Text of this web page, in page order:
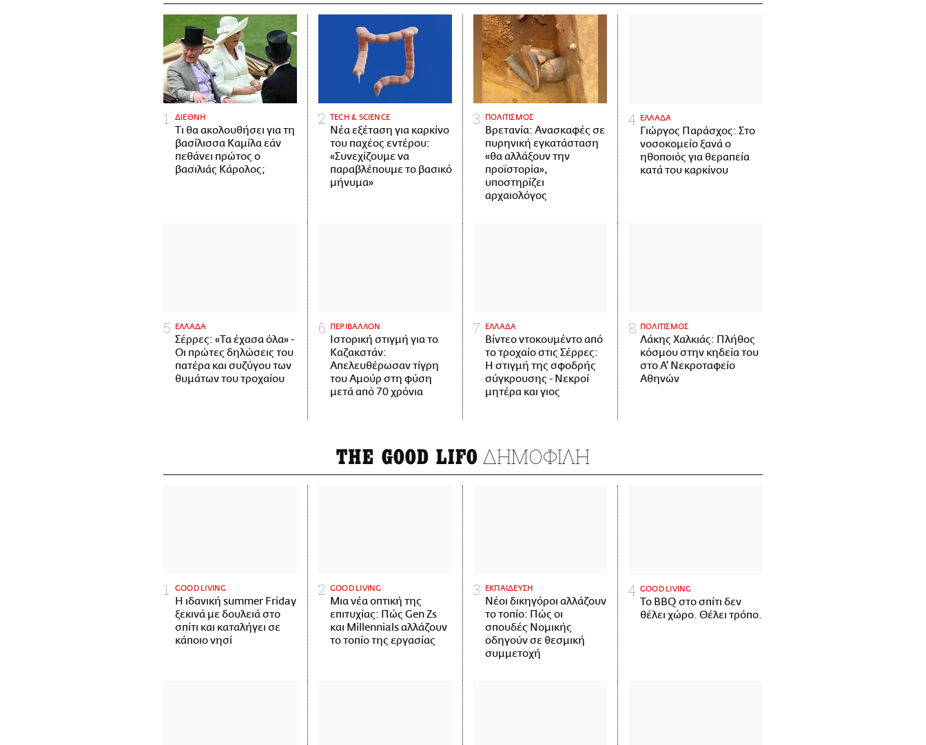
ΔΙΕΘΝΗ
Τι θα ακολουθήσει για τη
βασίλισσα Καμίλα εάν
πεθάνει πρώτος ο
βασιλιάς Κάρολος;
ΤECH & SCIENCE
Νέα εξέταση για καρκίνο
του παχέος εντέρου:
«Συνεχίζουμε να
παραβλέπουμε το βασικό
μήνυμα»
ΠΟΛΙΤΙΣΜΟΣ
Βρετανία: Ανασκαφές σε
πυρηνική εγκατάσταση
«θα αλλάξουν την
προϊστορία»,
υποστηρίζει
αρχαιολόγος
ΕΛΛΑΔΑ
Γιώργος Παράσχος: Στο
νοσοκομείο ξανά ο
ηθοποιός για θεραπεία
κατά του καρκίνου
ΕΛΛΑΔΑ
Σέρρες: «Τα έχασα όλα» -
Οι πρώτες δηλώσεις του
πατέρα και συζύγου των
θυμάτων του τροχαίου
ΠΕΡΙΒΑΛΛΟΝ
Ιστορική στιγμή για το
Καζακστάν:
Απελευθέρωσαν τίγρη
του Αμούρ στη φύση
μετά από 70 χρόνια
ΕΛΛΑΔΑ
Βίντεο ντοκουμέντο από
το τροχαίο στις Σέρρες:
Η στιγμή της σφοδρής
σύγκρουσης - Νεκροί
μητέρα και γιος
ΠΟΛΙΤΙΣΜΟΣ
Λάκης Χαλκιάς: Πλήθος
κόσμου στην κηδεία του
στο Α' Νεκροταφείο
Αθηνών
THE GOOD LIFO ΔΗΜΟΦΙΛΗ
GOOD LIVING
Η ιδανική summer Friday
ξεκινά με δουλειά στο
σπίτι και καταλήγει σε
κάποιο νησί
GOOD LIVING
Μια νέα οπτική της
επιτυχίας: Πώς Gen Zs
και Millennials αλλάζουν
το τοπίο της εργασίας
ΕΚΠΑΙΔΕΥΣΗ
Νέοι δικηγόροι αλλάζουν
το τοπίο: Πώς οι
σπουδές Νομικής
οδηγούν σε θεσμική
συμμετοχή
GOOD LIVING
Το BBQ στο σπίτι δεν
θέλει χώρο. Θέλει τρόπο.